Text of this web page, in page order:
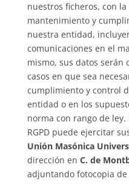
nuestros ficheros, con
mantenimiento y
nuestra entidad,
comunicaciones en el
mismo, sus datos serán
casos en que sea
cumplimiento y control
entidad o en los
norma con rango de
RGPD puede ejercitar
Unión Masónica
dirección en C. de
adjuntando fotocopia de